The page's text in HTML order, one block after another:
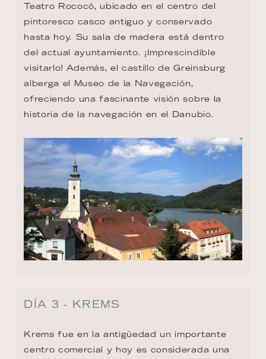
Teatro Rococó, ubicado en el centro del
pintoresco casco antiguo y conservado
hasta hoy. Su sala de madera está dentro
del actual ayuntamiento. ¡Imprescindible
visitarlo! Además, el castillo de Greinsburg
alberga el Museo de la Navegación,
ofreciendo una fascinante visión sobre la
historia de la navegación en el Danubio.
DÍA 3 - KREMS
Krems fue en la antigüedad un importante
centro comercial y hoy es considerada una